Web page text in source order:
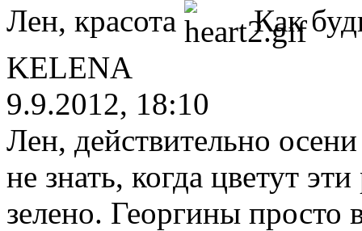
Лен, красота
Как
KELENA
9.9.2012, 18:10
Лен, действительно
не знать, когда цветут
зелено. Георгины просто